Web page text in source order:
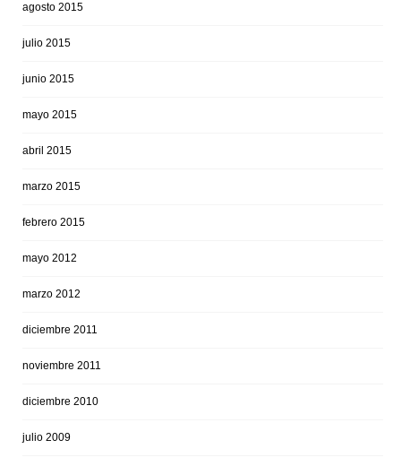
agosto 2015
julio 2015
junio 2015
mayo 2015
abril 2015
marzo 2015
febrero 2015
mayo 2012
marzo 2012
diciembre 2011
noviembre 2011
diciembre 2010
julio 2009